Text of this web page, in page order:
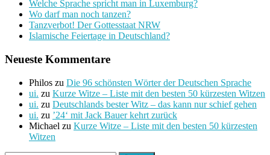
Welche Sprache spricht man in Luxemburg?
Wo darf man noch tanzen?
Tanzverbot! Der Gottesstaat NRW
Islamische Feiertage in Deutschland?
Neueste Kommentare
Philos zu Die 96 schönsten Wörter der Deutschen Sprache
ui. zu Kurze Witze – Liste mit den besten 50 kürzesten Witzen
ui. zu Deutschlands bester Witz – das kann nur schief gehen
ui. zu ’24‘ mit Jack Bauer kehrt zurück
Michael zu Kurze Witze – Liste mit den besten 50 kürzesten
Witzen